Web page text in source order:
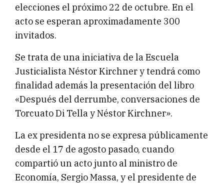
elecciones el próximo 22 de octubre. En el
acto se esperan aproximadamente 300
invitados.
Se trata de una iniciativa de la Escuela
Justicialista Néstor Kirchner y tendrá como
finalidad además la presentación del libro
«Después del derrumbe, conversaciones de
Torcuato Di Tella y Néstor Kirchner».
La ex presidenta no se expresa públicamente
desde el 17 de agosto pasado, cuando
compartió un acto junto al ministro de
Economía, Sergio Massa, y el presidente de